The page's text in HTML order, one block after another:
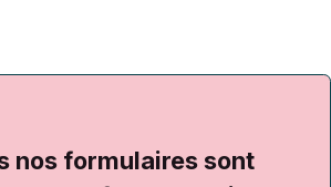
nos formulaires sont